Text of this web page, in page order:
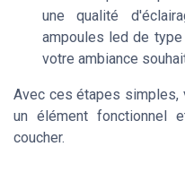
une qualité
ampoules led de
votre ambiance
Avec ces étapes simples,
un élément fonctionnel
coucher.